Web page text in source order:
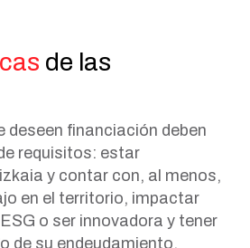
de las
deseen financiación deben
requisitos: estar
y contar con, al menos,
en el territorio, impactar
o ser innovadora y tener
de su endeudamiento.